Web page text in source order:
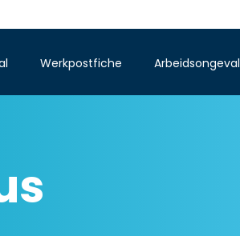
Werkpostfiche Arbeidsongeval